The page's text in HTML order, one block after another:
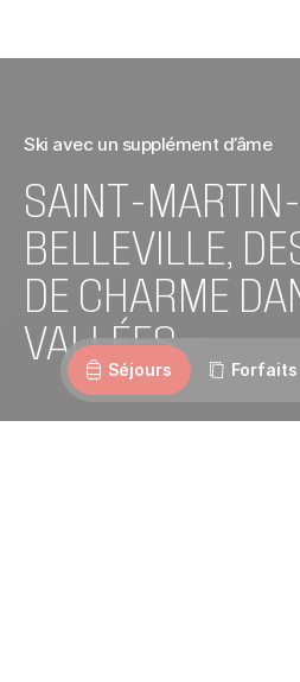
Ski avec un supplément d’âme
SAINT-
BELLEVILLE,
DE CHARME
VALLÉES
Séjours Forfaits
Webcams Ouvertures